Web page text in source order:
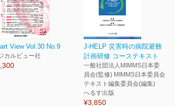
View Vol.30 No.9
カルビュー社
J-HELP 災害時の病院避難
計画研修 コーステキスト
一般社団法人MIMMS日本委
員会(監修) MIMMS日本委員会
テキスト編集委員会(編集)
へるす出版
¥3,850